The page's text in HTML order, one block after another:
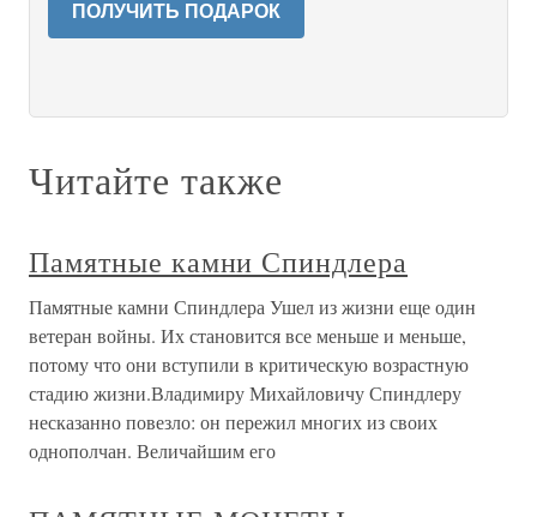
ПОЛУЧИТЬ ПОДАРОК
Читайте также
Памятные камни Спиндлера
Памятные камни Спиндлера Ушел из жизни еще один
ветеран войны. Их становится все меньше и меньше,
потому что они вступили в критическую возрастную
стадию жизни.Владимиру Михайловичу Спиндлеру
несказанно повезло: он пережил многих из своих
однополчан. Величайшим его